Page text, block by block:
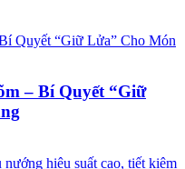
– Bí Quyết “Giữ